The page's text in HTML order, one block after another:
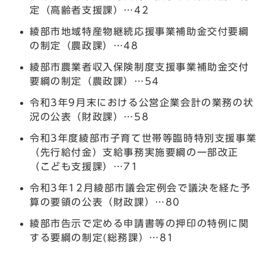
定（高齢者支援課）…42
綾部市地域特産物継続応援事業補助金交付要綱
の制定（農政課）…48
綾部市農業者収入保険制度支援事業補助金交付
要綱の制定（農政課）…54
令和3年9月末における公営企業会計の業務の状
況の公表（財政課）…58
令和3年度綾部市子育て世帯等臨時特別支援事業
（先行給付金）支給事務実施要綱の一部改正
（こども支援課）…71
令和3年12月綾部市議会定例会で議決を経た予
算の要領の公表（財政課）…80
綾部市告示で定める申請書等の押印の特例に関
する要綱の制定(総務課）…81